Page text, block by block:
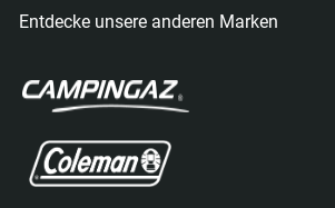
Entdecke unsere anderen Marken